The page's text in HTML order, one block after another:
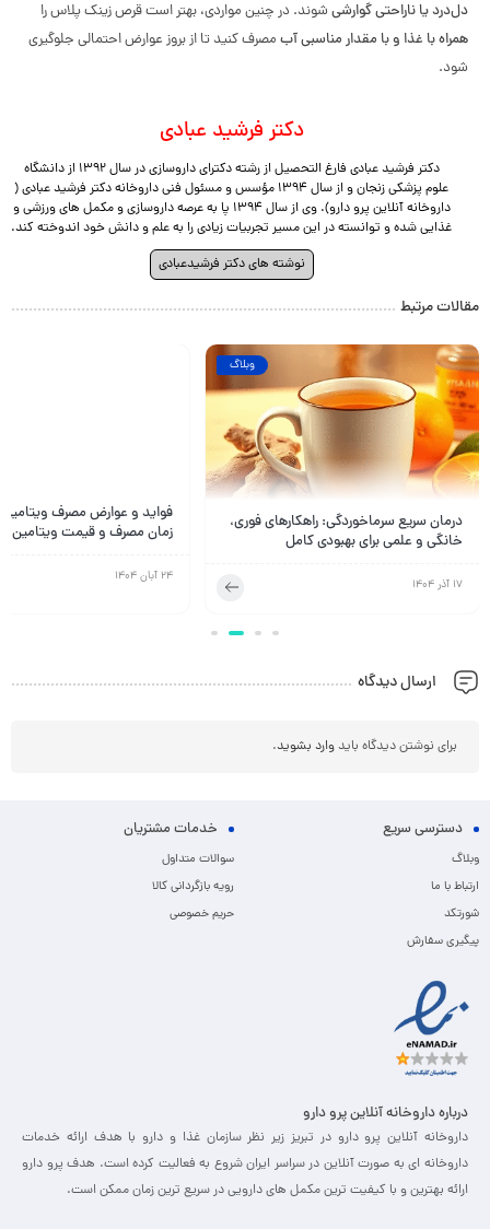
دل‌درد یا ناراحتی گوارشی شوند. در چنین مواردی، بهتر است قرص زینک پلاس را
همراه با غذا و با مقدار مناسبی آب مصرف کنید تا از بروز عوارض احتمالی جلوگیری
شود.
دکتر فرشید عبادی
دکتر فرشید عبادی فارغ التحصیل از رشته دکترای داروسازی در سال 1392 از دانشگاه
علوم پزشکی زنجان و از سال 1394 مؤسس و مسئول فنی داروخانه دکتر فرشید عبادی (
داروخانه آنلاین پرو دارو). وی از سال 1394 پا به عرصه داروسازی و مکمل های ورزشی و
غذایی شده و توانسته در این مسیر تجربیات زیادی را به علم و دانش خود اندوخته کند.
نوشته های دکتر فرشیدعبادی
مقالات مرتبط
وبلاگ
درمان سریع سرماخوردگی: راهکارهای فوری،
خانگی و علمی برای بهبودی کامل
17 آذر 1404
زمان مصرف و قیمت ویتامین E
24 آبان 1404
ارسال دیدگاه
برای نوشتن دیدگاه بایدوارد بشوید.
دسترسی سریع
وبلاگ
ارتباط با ما
شورتکد
پیگیری سفارش
خدمات مشتریان
سوالات متداول
رویه بازگردانی کالا
حریم خصوصی
درباره داروخانه آنلاین پرو دارو
داروخانه آنلاین پرو دارو در تبریز زیر نظر سازمان غذا و دارو با هدف ارائه خدمات
داروخانه ای به صورت آنلاین در سراسر ایران شروع به فعالیت کرده است. هدف پرو دارو
ارائه بهترین و با کیفیت ترین مکمل های دارویی در سریع ترین زمان ممکن است.